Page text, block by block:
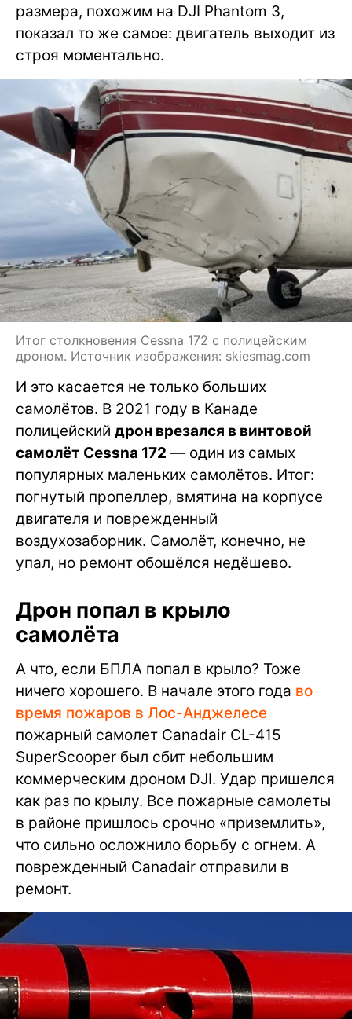
размера, похожим на DJI Phantom 3,
показал то же самое: двигатель выходит из
строя моментально.
Итог столкновения Cessna 172 с полицейским
дроном. Источник изображения: skiesmag.com
И это касается не только больших
самолётов. В 2021 году в Канаде
полицейский дрон врезался в винтовой
самолёт Cessna 172 — один из самых
популярных маленьких самолётов. Итог:
погнутый пропеллер, вмятина на корпусе
двигателя и поврежденный
воздухозаборник. Самолёт, конечно, не
упал, но ремонт обошёлся недёшево.
Дрон попал в крыло
самолёта
А что, если БПЛА попал в крыло? Тоже
ничего хорошего. В начале этого года во
время пожаров в Лос-Анджелесе
пожарный самолет Canadair CL-415
SuperScooper был сбит небольшим
коммерческим дроном DJI. Удар пришелся
как раз по крылу. Все пожарные самолеты
в районе пришлось срочно «приземлить»,
что сильно осложнило борьбу с огнем. А
поврежденный Canadair отправили в
ремонт.